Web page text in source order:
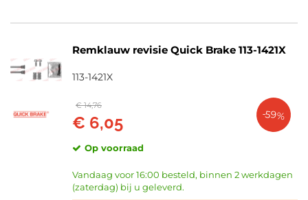
Remklauw revisie Quick Brake 113-1421X
113-1421X
€ 14,76
€ 6,05 -59%
Op voorraad
Vandaag voor 16:00 besteld, binnen 2 werkdagen
(zaterdag) bij u geleverd.